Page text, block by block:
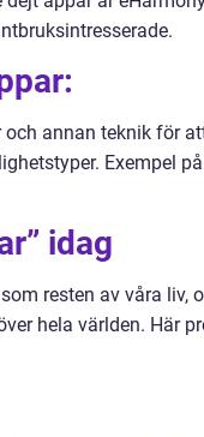
annan teknik för
Exempel
idag
resten av våra liv,
hela världen. Här